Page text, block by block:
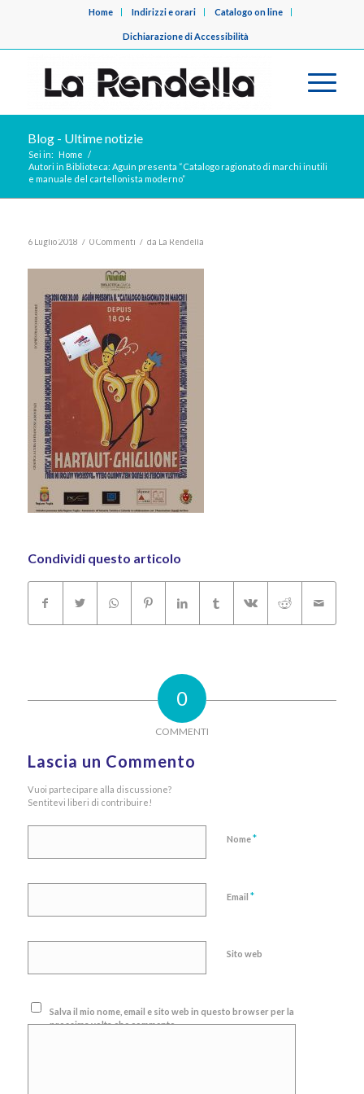
Home Indirizzi e orari Catalogo on line
Dichiarazione di Accessibilità
Blog - Ultime notizie
Sei in: Home /
Autori in Biblioteca: Aguìn presenta “Catalogo ragionato di marchi inutili
e manuale del cartellonista moderno”
6 Luglio 2018 / 0 Commenti / da La Rendella
Condividi questo articolo
0
COMMENTI
Lascia un Commento
Vuoi partecipare alla discussione?
Sentitevi liberi di contribuire!
Nome*
Email *
Sito web
Salva il mio nome, email e sito web in questo browser per la
prossima volta che commento.